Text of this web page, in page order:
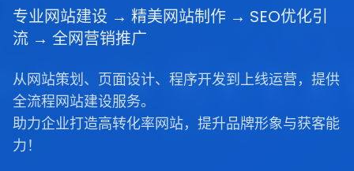
专业网站建设 → 精美网站制作 → SEO优化引
流 → 全网营销推广
从网站策划、页面设计、程序开发到上线运营，提供
全流程网站建设服务。
助力企业打造高转化率网站，提升品牌形象与获客能
力！